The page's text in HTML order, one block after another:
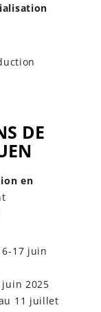
DE
en
17 juin
juin 2025
11 juillet